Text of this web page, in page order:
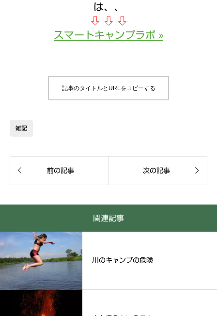
は、、
⇩ ⇩ ⇩
スマートキャンプラボ »
記事のタイトルとURLをコピーする
雑記
 前の記事 次の記事 
関連記事
川のキャンプの危険